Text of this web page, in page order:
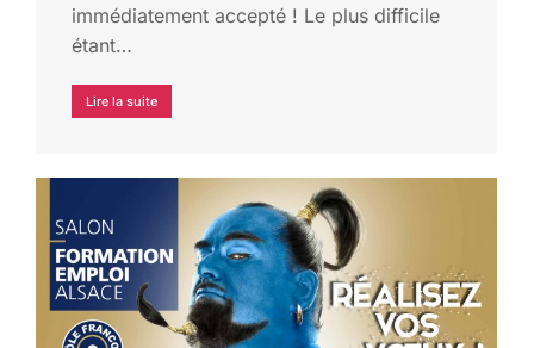
immédiatement accepté ! Le plus difficile
étant…
Lire la suite